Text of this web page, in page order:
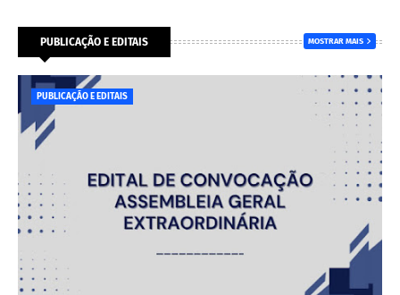
PUBLICAÇÃO E EDITAIS MOSTRAR MAIS
PUBLICAÇÃO E EDITAIS